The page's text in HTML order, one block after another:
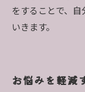
をすることで、
いきます。
お悩みを軽減